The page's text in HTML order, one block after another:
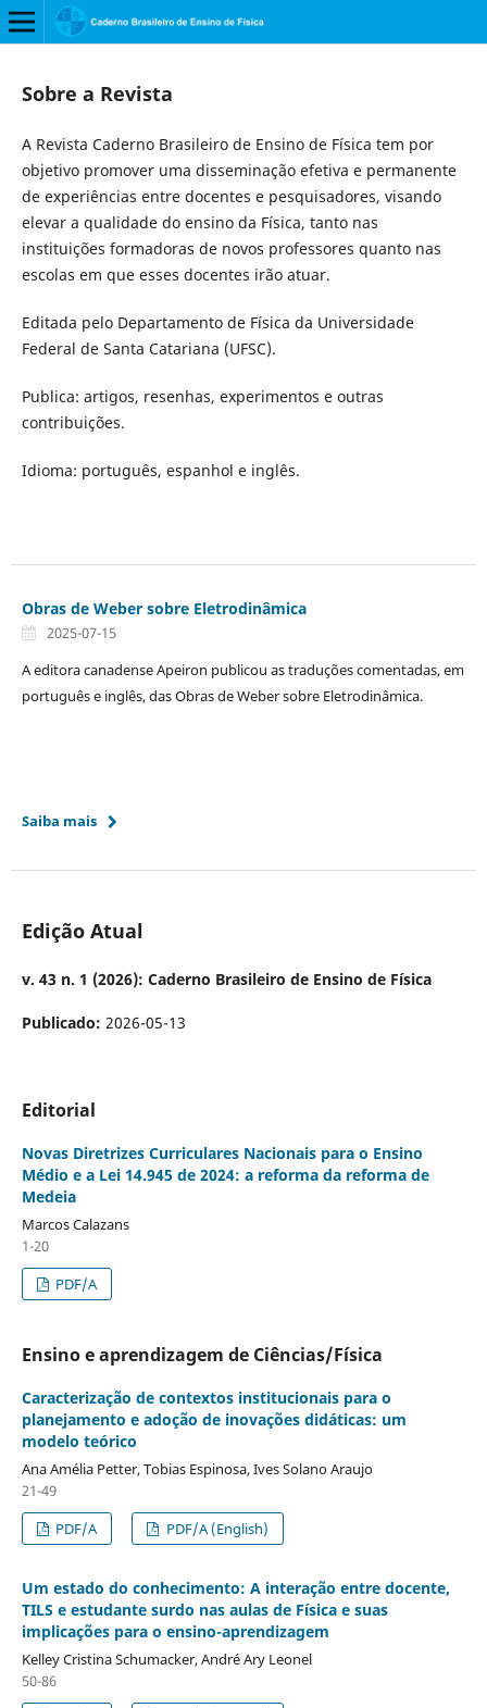
Sobre a Revista
A Revista Caderno Brasileiro de Ensino de Física tem por
objetivo promover uma disseminação efetiva e permanente
de experiências entre docentes e pesquisadores, visando
elevar a qualidade do ensino da Física, tanto nas
instituições formadoras de novos professores quanto nas
escolas em que esses docentes irão atuar.
Editada pelo Departamento de Física da Universidade
Federal de Santa Catariana (UFSC).
Publica: artigos, resenhas, experimentos e outras
contribuições.
Idioma: português, espanhol e inglês.
Obras de Weber sobre Eletrodinâmica
2025-07-15
A editora canadense Apeiron publicou as traduções comentadas, em
português e inglês, das Obras de Weber sobre Eletrodinâmica.
Saiba mais
Edição Atual
v. 43 n. 1 (2026): Caderno Brasileiro de Ensino de Física
Publicado: 2026-05-13
Editorial
Novas Diretrizes Curriculares Nacionais para o Ensino
Médio e a Lei 14.945 de 2024: a reforma da reforma de
Medeia
Marcos Calazans
1-20
PDF/A
Ensino e aprendizagem de Ciências/Física
Caracterização de contextos institucionais para o
planejamento e adoção de inovações didáticas: um
modelo teórico
Ana Amélia Petter, Tobias Espinosa, Ives Solano Araujo
21-49
PDF/A
PDF/A (English)
Um estado do conhecimento: A interação entre docente,
TILS e estudante surdo nas aulas de Física e suas
implicações para o ensino-aprendizagem
Kelley Cristina Schumacker, André Ary Leonel
50-86